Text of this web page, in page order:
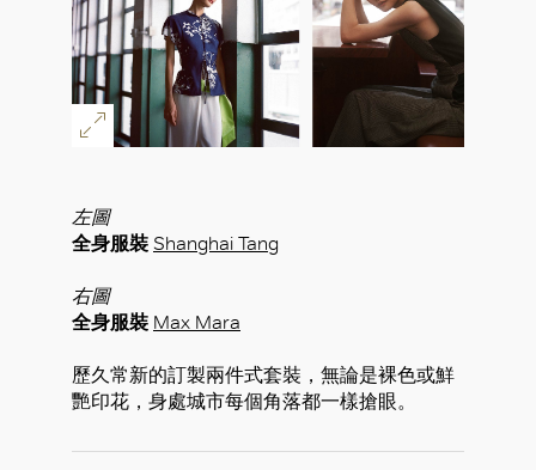
左圖
全身服裝 Shanghai Tang
右圖
全身服裝 Max Mara
歷久常新的訂製兩件式套裝，無論是裸色或鮮
艷印花，身處城市每個角落都一樣搶眼。